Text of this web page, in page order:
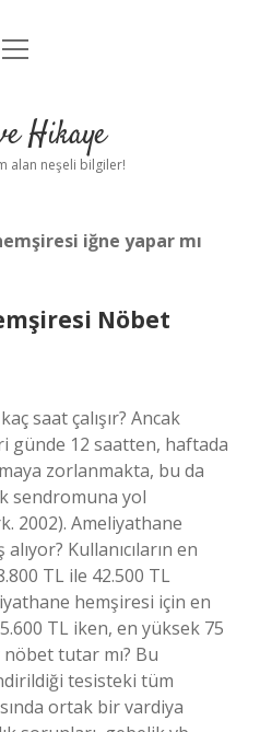
Uyarı
menüyü
Hikaye
alan neşeli bilgiler!
iğne yapar mı
Nöbet
saat çalışır? Ancak
günde 12 saatten, haftada
zorlanmakta, bu da
sendromuna yol
2002). Ameliyathane
Kullanıcıların en
TL ile 42.500 TL
hemşiresi için en
TL iken, en yüksek 75
tutar mı? Bu
tesisteki tüm
ortak bir vardiya